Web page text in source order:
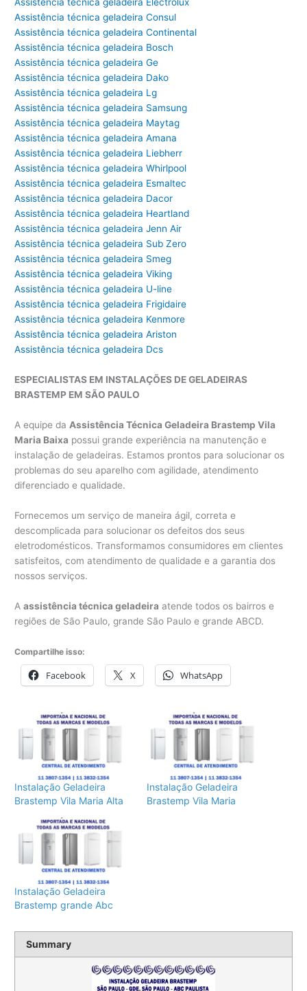
Assistência técnica geladeira Electrolux
Assistência técnica geladeira Consul
Assistência técnica geladeira Continental
Assistência técnica geladeira Bosch
Assistência técnica geladeira Ge
Assistência técnica geladeira Dako
Assistência técnica geladeira Lg
Assistência técnica geladeira Samsung
Assistência técnica geladeira Maytag
Assistência técnica geladeira Amana
Assistência técnica geladeira Liebherr
Assistência técnica geladeira Whirlpool
Assistência técnica geladeira Esmaltec
Assistência técnica geladeira Dacor
Assistência técnica geladeira Heartland
Assistência técnica geladeira Jenn Air
Assistência técnica geladeira Sub Zero
Assistência técnica geladeira Smeg
Assistência técnica geladeira Viking
Assistência técnica geladeira U-line
Assistência técnica geladeira Frigidaire
Assistência técnica geladeira Kenmore
Assistência técnica geladeira Ariston
Assistência técnica geladeira Dcs
ESPECIALISTAS EM INSTALAÇÕES DE GELADEIRAS
BRASTEMP EM SÃO PAULO
A equipe da Assistência Técnica Geladeira Brastemp Vila
Maria Baixa possui grande experiência na manutenção e
instalação de geladeiras. Estamos prontos para solucionar os
problemas do seu aparelho com agilidade, atendimento
diferenciado e qualidade.
Fornecemos um serviço de maneira ágil, correta e
descomplicada para solucionar os defeitos dos seus
eletrodomésticos. Transformamos consumidores em clientes
satisfeitos, com atendimento de qualidade e a garantia dos
nossos serviços.
Aassistência técnica geladeira atende todos os bairros e
regiões de São Paulo, grande São Paulo e grande ABCD.
Compartilhe isso:
Facebook X WhatsApp
Instalação Geladeira
Brastemp Vila Maria Alta
Instalação Geladeira
Brastemp Vila Maria
Instalação Geladeira
Brastemp grande Abc
Summary